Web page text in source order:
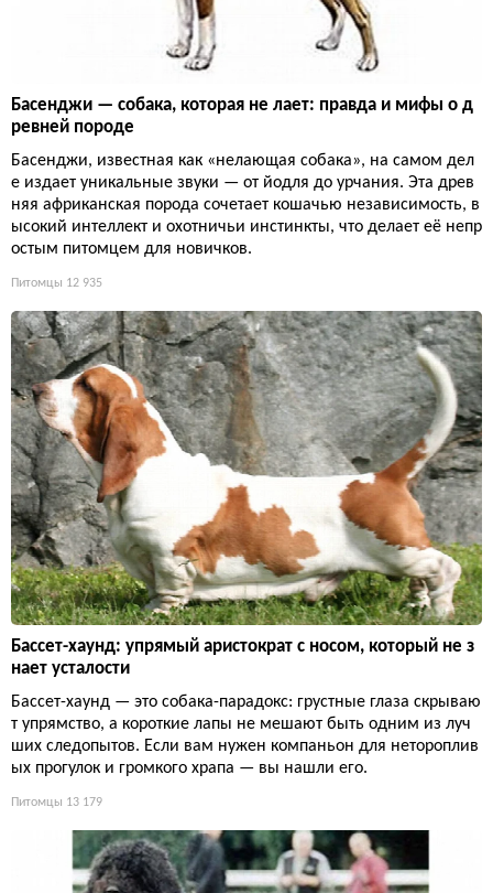
Басенджи — собака, которая не лает: правда и мифы о д
ревней породе
Басенджи, известная как «нелающая собака», на самом дел
е издает уникальные звуки — от йодля до урчания. Эта древ
няя африканская порода сочетает кошачью независимость, в
ысокий интеллект и охотничьи инстинкты, что делает её непр
остым питомцем для новичков.
Питомцы 12 935
Бассет-хаунд: упрямый аристократ с носом, который не з
нает усталости
Бассет-хаунд — это собака-парадокс: грустные глаза скрываю
т упрямство, а короткие лапы не мешают быть одним из луч
ших следопытов. Если вам нужен компаньон для нетороплив
ых прогулок и громкого храпа — вы нашли его.
Питомцы 13 179